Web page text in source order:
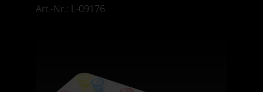
Art.-Nr.: L-09176